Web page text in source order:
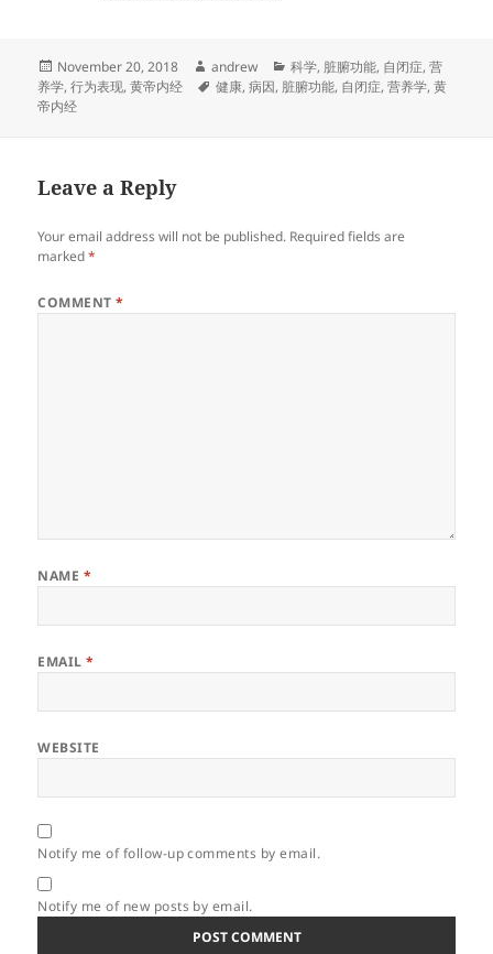
Posted
on
November 20, 2018 Author
andrew Categories
科学, 脏腑功能, 自闭症,营
养学,行为表现,黄帝内经 Tags
健康,病因, 脏腑功能, 自闭症,营养学,黄
帝内经
Leave a Reply
Your email address will not be published. Required fields are
marked*
COMMENT*
NAME *
EMAIL*
WEBSITE
Notify me of follow-up comments by email.
Notify me of new posts by email.